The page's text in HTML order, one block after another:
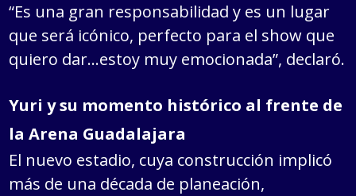
“Es una gran responsabilidad y es un lugar
que será icónico, perfecto para el show que
quiero dar…estoy muy emocionada”, declaró.
Yuri y su momento histórico al frente de
la Arena Guadalajara
El nuevo estadio, cuya construcción implicó
más de una década de planeación,